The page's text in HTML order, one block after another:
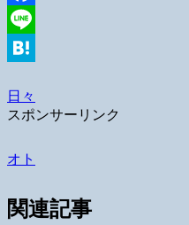
Facebook
Line
日々
スポンサーリンク
オト
関連記事